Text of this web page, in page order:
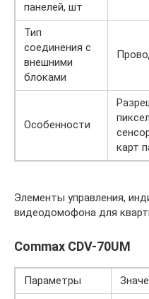
панелей, шт
Тип
соединения с
внешними
блоками
Особенности
карт
Элементы управления,
видеодомофона для
Commax CDV-70UM
Параметры